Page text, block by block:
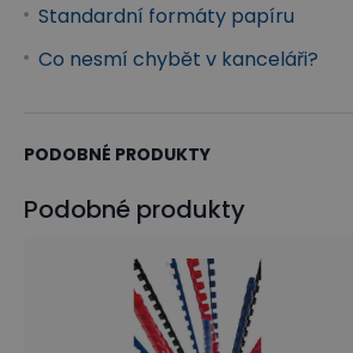
Standardní formáty papíru
Co nesmí chybět v kanceláři?
PODOBNÉ PRODUKTY
Podobné produkty